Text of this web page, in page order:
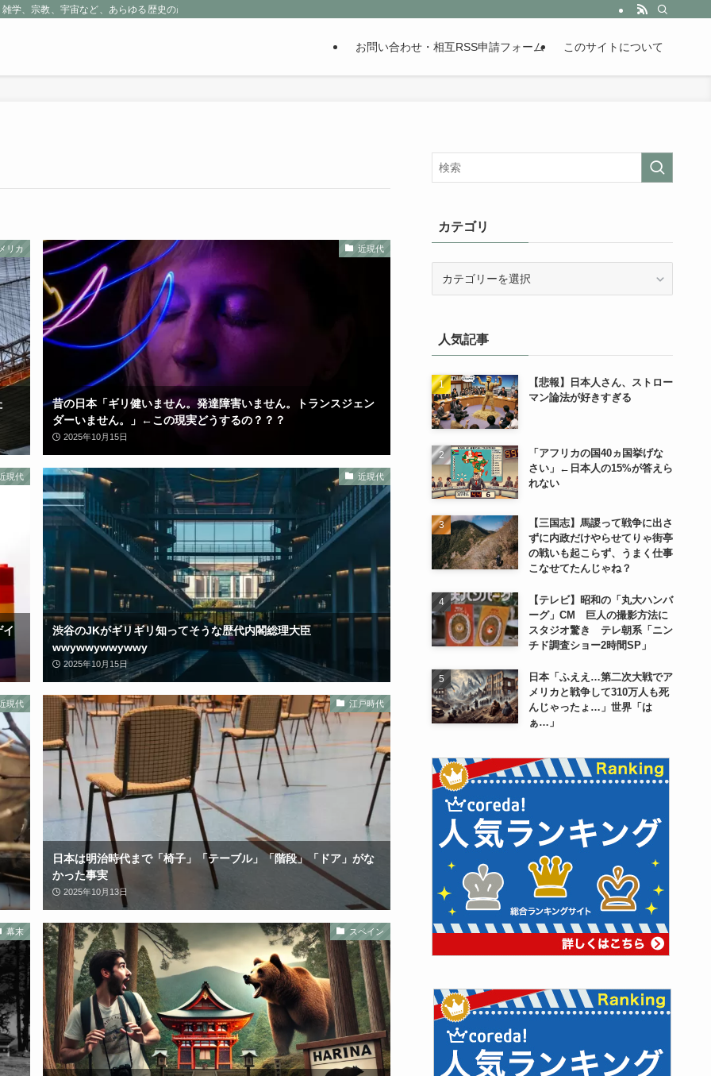
学、宗教、宇宙など、あらゆる歴史の産物に包まれる魅惑の世界を探求しよう。歴史が苦手な人も魅了するまとめサイトです。
お問い合わせ・相互RSS申請フォーム このサイトについて
リカ 近現代
昔の日本「ギリ健いません。発達障害いません。トランスジェン
ダーいません。」←この現実どうするの？？？
2025年10月15日
現代 近現代
渋谷のJKがギリギリ知ってそうな歴代内閣総理大臣
wwywwywwywwy
2025年10月15日
現代 江戸時代
日本は明治時代まで「椅子」「テーブル」「階段」「ドア」がな
かった事実
2025年10月13日
幕末 スペイン
カテゴリ
人気記事
【悲報】日本人さん、ストロー
マン論法が好きすぎる
「アフリカの国40ヵ国挙げな
さい」←日本人の15%が答えら
れない
【三国志】馬謖って戦争に出さ
ずに内政だけやらせてりゃ街亭
の戦いも起こらず、うまく仕事
こなせてたんじゃね？
【テレビ】昭和の「丸大ハンバ
ーグ」CM 巨人の撮影方法に
スタジオ驚き テレ朝系「ニン
チド調査ショー2時間SP」
日本「ふええ…第二次大戦でア
メリカと戦争して310万人も死
んじゃったょ…」世界「は
ぁ…」